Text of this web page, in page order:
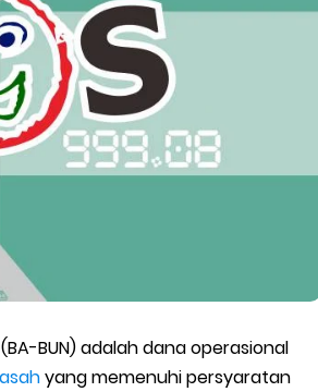
GTK
Madrasah) di EMIS GTK
Kerja dan Ekuivalensi Guru Madrasah
Jawa Tengah (Excel & PDF)
Taaruf Murid Madrasah) 2026/2027
BUN) adalah dana operasional
yang memenuhi persyaratan